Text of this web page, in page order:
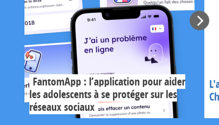
FantomApp : l’application pour aider
les adolescents à se protéger sur les
réseaux sociaux